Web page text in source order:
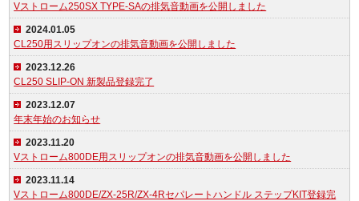
Vストローム250SX TYPE-SAの排気音動画を公開しました
2024.01.05
CL250用スリップオンの排気音動画を公開しました
2023.12.26
CL250 SLIP-ON 新製品登録完了
2023.12.07
年末年始のお知らせ
2023.11.20
Vストローム800DE用スリップオンの排気音動画を公開しました
2023.11.14
Vストローム800DE/ZX-25R/ZX-4Rセパレートハンドル ステップKIT登録完